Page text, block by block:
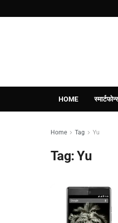
HOME
Home Tag Yu
Tag:Yu